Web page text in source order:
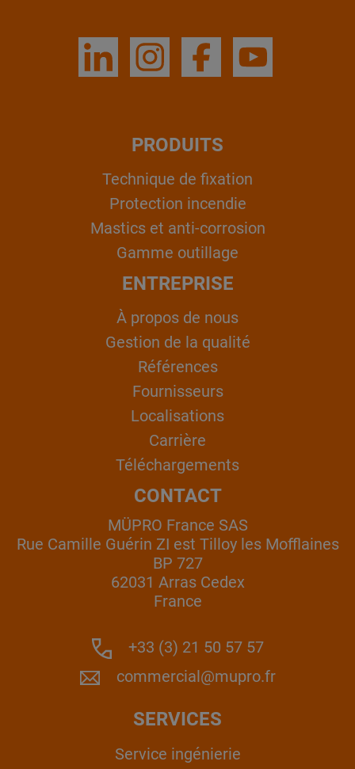
PRODUITS
Technique de fixation
Protection incendie
Mastics et anti-corrosion
Gamme outillage
ENTREPRISE
À propos de nous
Gestion de la qualité
Références
Fournisseurs
Localisations
Carrière
Téléchargements
CONTACT
MÜPRO France SAS
Rue Camille Guérin ZI est Tilloy les Mofflaines
BP 727
62031 Arras Cedex
France
+33 (3) 21 50 57 57
commercial@mupro.fr
SERVICES
Service ingénierie